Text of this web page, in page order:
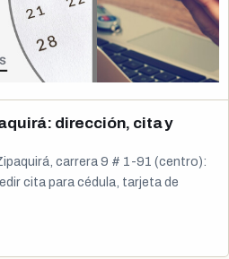
dirección, cita y
carrera 9 # 1-91 (centro):
cita para cédula, tarjeta de